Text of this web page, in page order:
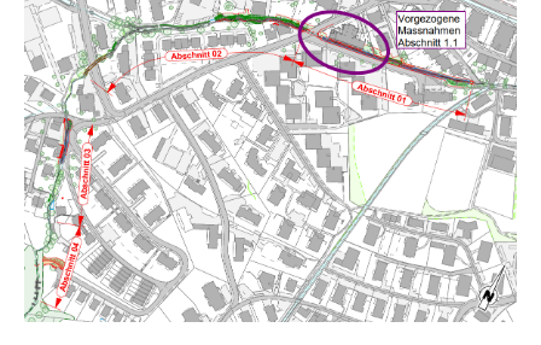
Schulden (gruezi.lu.ch)
Betreibungsämter
Betreibungsverfahren
Konkursämter
Demokratie
Regierungsform, Stimm- und Wahlrecht,
Stimmrecht, Abstimmungen, Wahlen, politische
Parteien, Grundfreiheiten, Pluralismus
Volksrechte
Kantonale Steuern
Finanzausgleich, Einkommenssteuer, Kopfsteuer,
Personalsteuer, Haushaltssteuer, Vermögenssteuer,
Verrechnungssteuer, Quellensteuer,
Grundstückgewinnsteuer, Liegenschaftssteuer,
Handänderungssteuer, Grundsteuer, Kirchensteuer,
Gewerbesteuer, Vergnügungssteuer,